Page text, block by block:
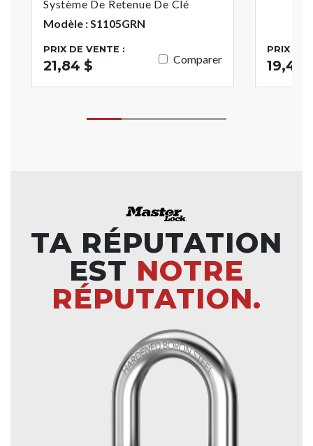
Système De Retenue De Clé
Modèle : S1105GRN
PRIX DE VENTE :
21,84 $ Comparer
PRIX DE
19,46
TA RÉPUTATION
EST NOTRE
RÉPUTATION.